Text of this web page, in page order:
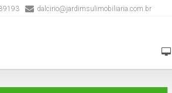
dalcirio@jardimsulimobiliaria.com.br